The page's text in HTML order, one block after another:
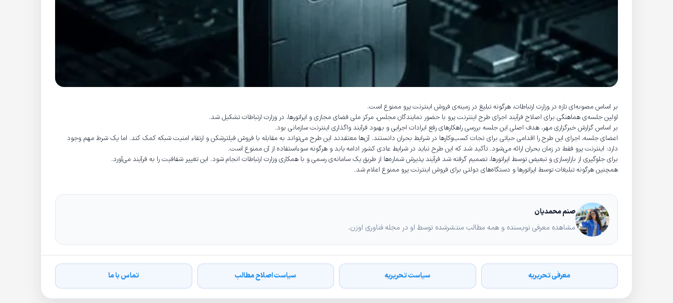
بر اساس مصوبه‌ای تازه‌ در وزارت ارتباطات، هرگونه تبلیغ در زمینه‌ی فروش اینترنت پرو ممنوع است.
اولین جلسه‌ی هماهنگی برای اصلاح فرآیند اجرای طرح اینترنت پرو با حضور نمایندگان مجلس، مرکز ملی فضای مجازی و اپراتورها، در وزارت ارتباطات تشکیل شد.
بر اساس گزارش خبرگزاری مهر، هدف اصلی این جلسه بررسی راهکارهای رفع ایرادات اجرایی و بهبود فرآیند واگذاری اینترنت سازمانی بود.
اعضای جلسه‌، اجرای این طرح را اقدامی حیاتی برای نجات کسب‌وکارها در شرایط بحران دانستند. آن‌ها معتقدند این طرح می‌تواند به مقابله با فروش فیلترشکن و ارتقاء امنیت شبکه کمک کند. اما یک شرط مهم وجود
دارد: اینترنت پرو فقط در زمان بحران ارائه می‌شود. تأکید شد که این طرح نباید در شرایط عادی کشور ادامه یابد و هرگونه سوءاستفاده از آن ممنوع است.
برای جلوگیری از بازارسازی و تبعیض توسط اپراتورها، تصمیم گرفته شد فرآیند پذیرش شماره‌ها از طریق یک سامانه‌ی رسمی و با همکاری وزارت ارتباطات انجام شود. این تغییر شفافیت را به فرآیند می‌آورد.
همچنین هرگونه تبلیغات توسط اپراتورها و دستگاه‌های دولتی برای فروش اینترنت پرو ممنوع اعلام شد.
صنم محمدیان
مشاهده معرفی نویسنده و همه مطالب منتشرشده توسط او در مجله فناوری اوزن.
معرفی تحریریه سیاست تحریریه سیاست اصلاح مطالب تماس با ما